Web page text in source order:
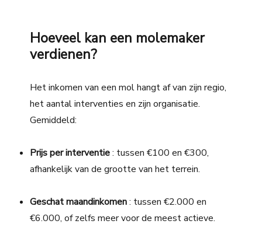
Hoeveel kan een molemaker
verdienen?
Het inkomen van een mol hangt af van zijn regio,
het aantal interventies en zijn organisatie.
Gemiddeld:
Prijs per interventie: tussen €100 en €300,
afhankelijk van de grootte van het terrein.
Geschat maandinkomen: tussen €2.000 en
€6.000, of zelfs meer voor de meest actieve.